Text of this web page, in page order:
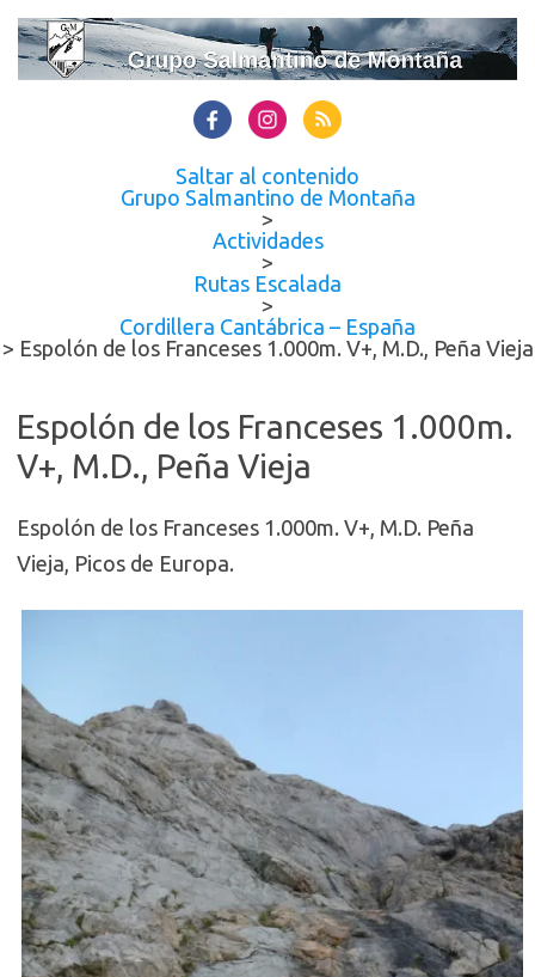
Saltar al contenido
Grupo Salmantino de Montaña
>
Actividades
>
Rutas Escalada
>
Cordillera Cantábrica – España
> Espolón de los Franceses 1.000m. V+, M.D., Peña Vieja
Espolón de los Franceses 1.000m.
V+, M.D., Peña Vieja
Espolón de los Franceses 1.000m. V+, M.D. Peña
Vieja, Picos de Europa.